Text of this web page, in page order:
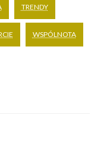
TRENDY
WSPÓLNOTA